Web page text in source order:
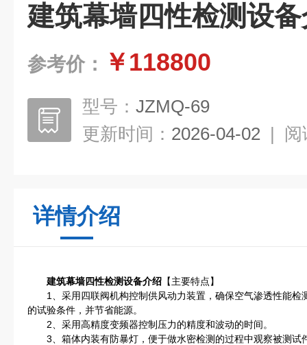
建筑幕墙四性检测设
参考价： ￥118800
型号： JZMQ-69
更新时间： 2026-04-02 | 阅
详情介绍
建筑幕墙四性检测设备介绍 【主要特点】
1、采用四联阀机构控制供风动力装置，确保空气渗透性能检
的试验条件，并节省能源。
2、采用高精度变频器控制压力的精度和波动的时间。
3、箱体内装有防暴灯，便于做水密检测的过程中观察被测试